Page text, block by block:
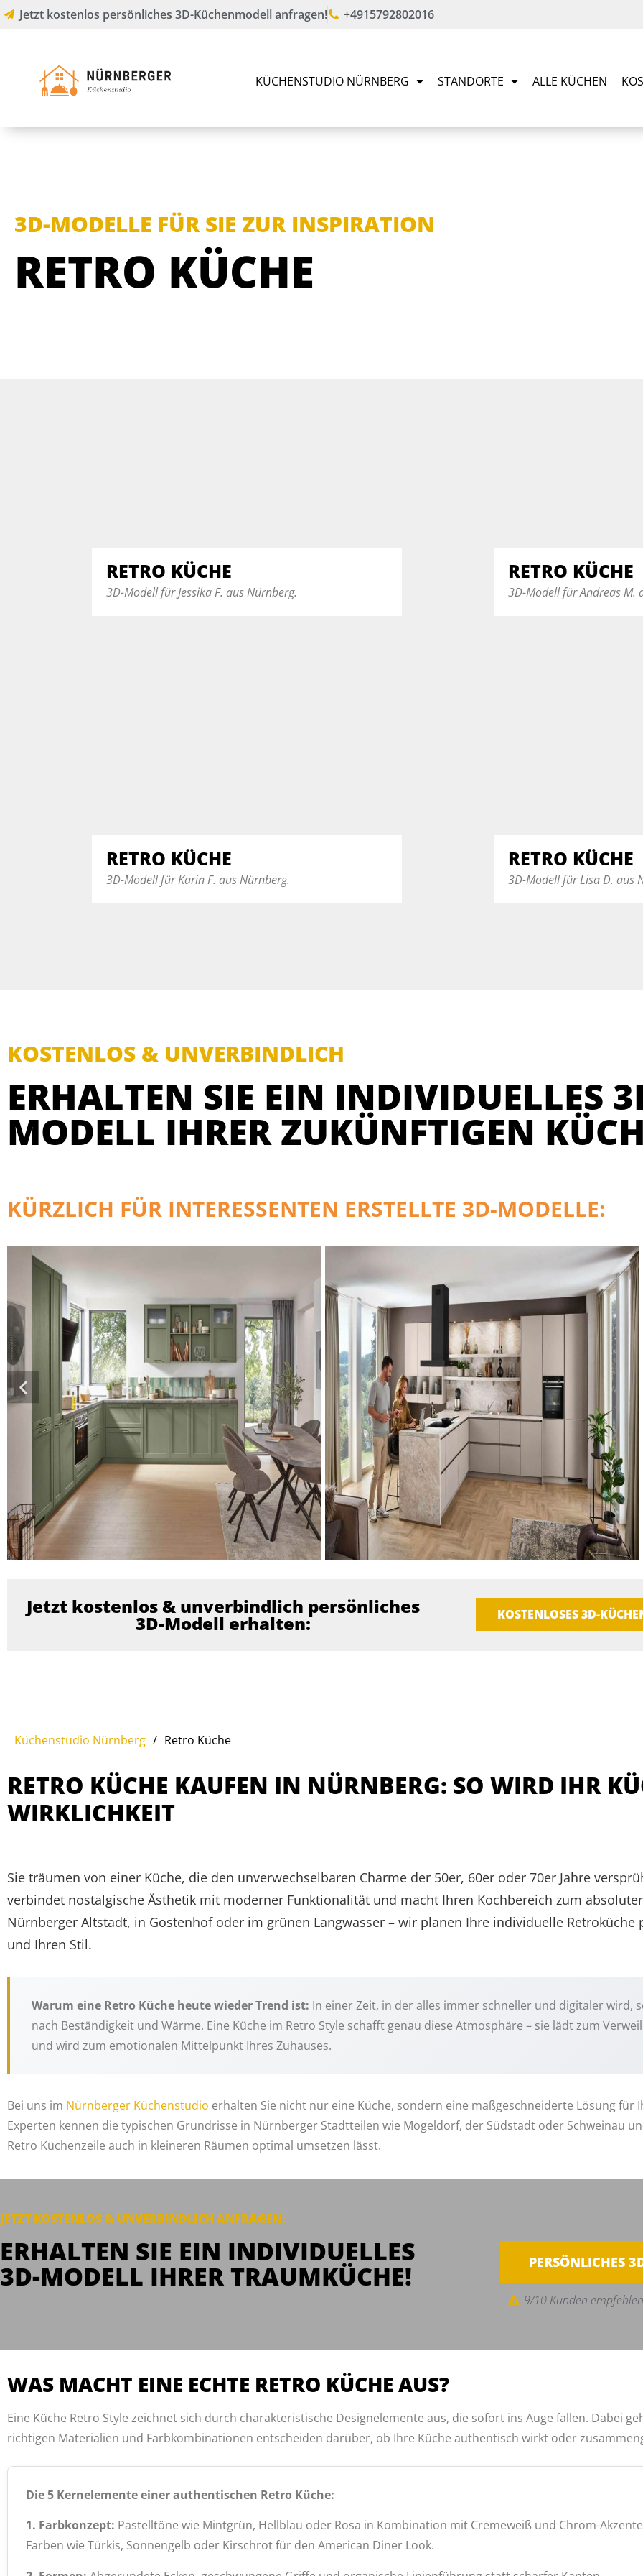
Jetzt kostenlos persönliches 3D-Küchenmodell anfragen! +4915792802016
KÜCHENSTUDIO NÜRNBERG STANDORTE ALLE KÜCHEN
3D-MODELLE FÜR SIE ZUR INSPIRATION
RETRO KÜCHE
RETRO KÜCHE
3D-Modell für Jessika F. aus Nürnberg.
RETRO KÜCHE
3D-Modell für Andreas M.
RETRO KÜCHE
3D-Modell für Karin F. aus Nürnberg.
RETRO KÜCHE
3D-Modell für Lisa D. aus
KOSTENLOS & UNVERBINDLICH
ERHALTEN SIE EIN INDIVIDUELLES
MODELL IHRER ZUKÜNFTIGEN
KÜRZLICH FÜR INTERESSENTEN ERSTELLTE 3D-MODELLE:
Jetzt kostenlos & unverbindlich persönliches
3D-Modell erhalten: KOSTENLOSES 3D-
Küchenstudio Nürnberg / Retro Küche
RETRO KÜCHE KAUFEN IN NÜRNBERG: SO WIRD IHR
WIRKLICHKEIT
Sie träumen von einer Küche, die den unverwechselbaren Charme der 50er, 60er oder 70er Jahre
verbindet nostalgische Ästhetik mit moderner Funktionalität und macht Ihren Kochbereich zum
Nürnberger Altstadt, in Gostenhof oder im grünen Langwasser – wir planen Ihre individuelle Retroküche
und Ihren Stil.
Warum eine Retro Küche heute wieder Trend ist: In einer Zeit, in der alles immer schneller und digitaler wird,
nach Beständigkeit und Wärme. Eine Küche im Retro Style schafft genau diese Atmosphäre – sie lädt zum
und wird zum emotionalen Mittelpunkt Ihres Zuhauses.
Bei uns im Nürnberger Küchenstudio erhalten Sie nicht nur eine Küche, sondern eine maßgeschneiderte Lösung für
Experten kennen die typischen Grundrisse in Nürnberger Stadtteilen wie Mögeldorf, der Südstadt oder Schweinau
Retro Küchenzeile auch in kleineren Räumen optimal umsetzen lässt.
JETZT KOSTENLOS & UNVERBINDLICH ANFRAGEN:
ERHALTEN SIE EIN INDIVIDUELLES
3D-MODELL IHRER TRAUMKÜCHE! PERSÖNLICHES
9/10 Kunden
WAS MACHT EINE ECHTE RETRO KÜCHE AUS?
Eine Küche Retro Style zeichnet sich durch charakteristische Designelemente aus, die sofort ins Auge fallen. Dabei
richtigen Materialien und Farbkombinationen entscheiden darüber, ob Ihre Küche authentisch wirkt oder
Die 5 Kernelemente einer authentischen Retro Küche:
1. Farbkonzept: Pastelltöne wie Mintgrün, Hellblau oder Rosa in Kombination mit Cremeweiß und Chrom-
Farben wie Türkis, Sonnengelb oder Kirschrot für den American Diner Look.